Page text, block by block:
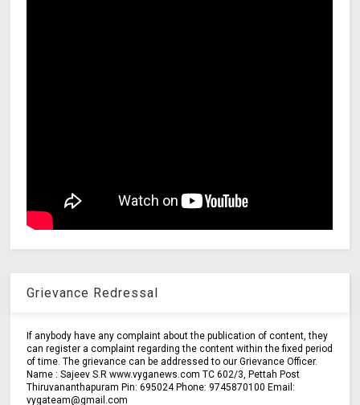
Grievance Redressal
If anybody have any complaint about the publication of content, they
can register a complaint regarding the content within the fixed period
of time. The grievance can be addressed to our Grievance Officer.
Name : Sajeev S.R www.vyganews.com TC 602/3, Pettah Post
Thiruvananthapuram Pin: 695024 Phone: 9745870100 Email:
vygateam@gmail.com